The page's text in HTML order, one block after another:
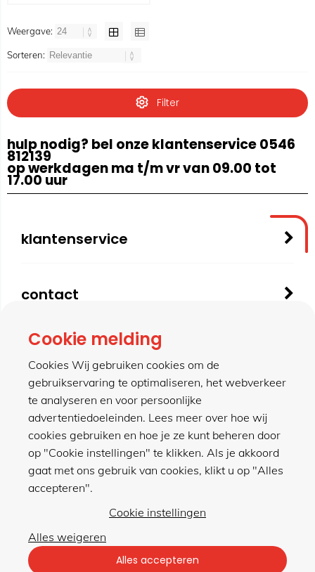
Weergave:
Sorteren:
Filter
hulp nodig? bel onze klantenservice 0546
812139
op werkdagen ma t/m vr van 09.00 tot
17.00 uur
klantenservice
contact
meer van hillen
winkel
Privacybeleid | Algemene voorwaarden
met gemak veilig shoppen
Cookie melding
Cookies Wij gebruiken cookies om de
gebruikservaring te optimaliseren, het webverkeer
te analyseren en voor persoonlijke
advertentiedoeleinden. Lees meer over hoe wij
cookies gebruiken en hoe je ze kunt beheren door
op "Cookie instellingen" te klikken. Als je akkoord
gaat met ons gebruik van cookies, klikt u op "Alles
accepteren".
Cookie instellingen
Alles weigeren
Alles accepteren